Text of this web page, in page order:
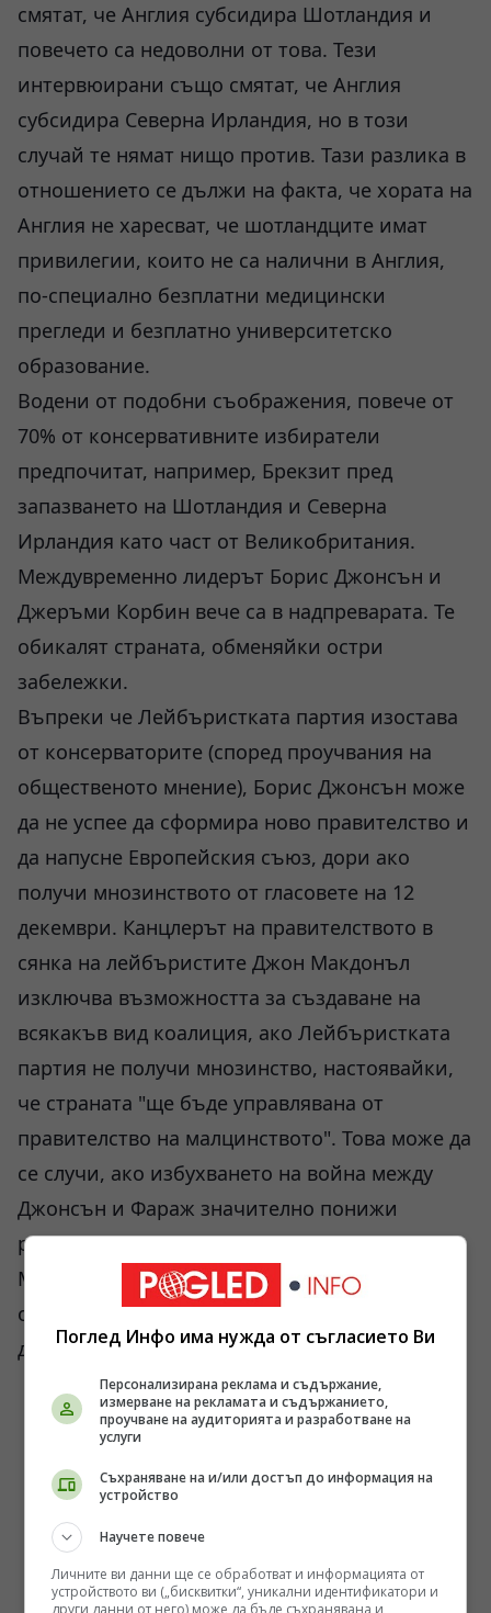
смятат, че Англия субсидира Шотландия и
повечето са недоволни от това. Тези
интервюирани също смятат, че Англия
субсидира Северна Ирландия, но в този
случай те нямат нищо против. Тази разлика в
отношението се дължи на факта, че хората на
Англия не харесват, че шотландците имат
привилегии, които не са налични в Англия,
по-специално безплатни медицински
прегледи и безплатно университетско
образование.
Водени от подобни съображения, повече от
70% от консервативните избиратели
предпочитат, например, Брекзит пред
запазването на Шотландия и Северна
Ирландия като част от Великобритания.
Междувременно лидерът Борис Джонсън и
Джеръми Корбин вече са в надпреварата. Те
обикалят страната, обменяйки остри
забележки.
Въпреки че Лейбъристката партия изостава
от консерваторите (според проучвания на
общественото мнение), Борис Джонсън може
да не успее да сформира ново правителство и
да напусне Европейския съюз, дори ако
получи мнозинството от гласовете на 12
декември. Канцлерът на правителството в
сянка на лейбъристите Джон Макдонъл
изключва възможността за създаване на
всякакъв вид коалиция, ако Лейбъристката
партия не получи мнозинство, настоявайки,
че страната "ще бъде управлявана от
правителство на малцинството". Това може да
се случи, ако избухването на война между
Джонсън и Фараж значително понижи
резултатите на консерваторите.
Междувременно разделянето на британското
общество по въпроса за Брекзит продължава
да се задълбочава.
Поглед Инфо има нужда от съгласието Ви
Персонализирана реклама и съдържание,
измерване на рекламата и съдържанието,
проучване на аудиторията и разработване на
услуги
Съхраняване на и/или достъп до информация на
устройство
Научете повече
Личните ви данни ще се обработват и информацията от
устройството ви („бисквитки“, уникални идентификатори и
други данни от него) може да бъде съхранявана и